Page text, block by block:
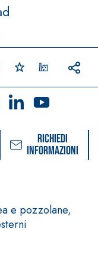
Richiedi
informazioni
e pozzolane,
PITTURE
SICURA G3